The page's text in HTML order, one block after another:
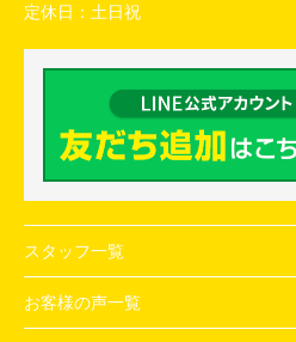
定休日： 土日祝
スタッフ一覧
お客様の声一覧